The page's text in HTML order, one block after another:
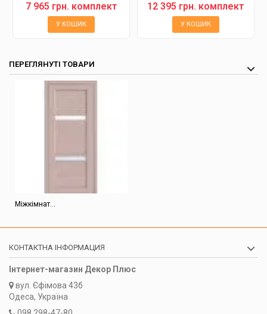
7 965 грн. комплект
У КОШИК
12 395 грн. комплект
У КОШИК
ПЕРЕГЛЯНУТІ ТОВАРИ
Міжкімнат...
КОНТАКТНА ІНФОРМАЦИЯ
Інтернет-магазин Декор Плюс
вул. Єфімова 43б
Одеса, Україна